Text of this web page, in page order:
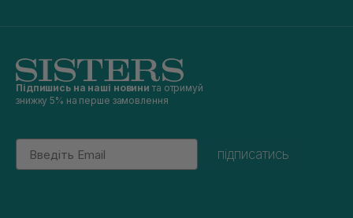
Підпишись на наші новини та отримуй
знижку 5% на перше замовлення
Email
підписатись